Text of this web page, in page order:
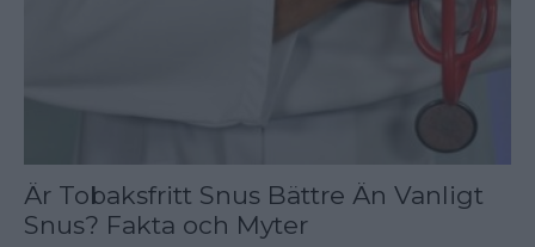
Är Tobaksfritt Snus Bättre Än Vanligt
Snus? Fakta och Myter